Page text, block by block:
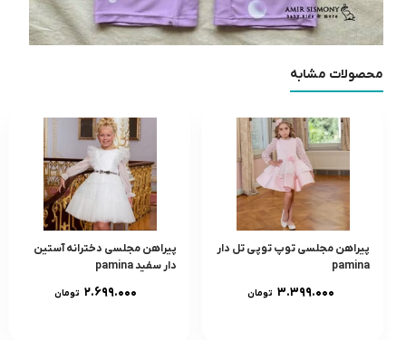
محصولات مشابه
پیراهن مجلسی توپ توپی تل دار
pamina
۳.۳۹۹.۰۰۰ تومان
پیراهن مجلسی دخترانه آستین
دار سفید pamina
۲.۶۹۹.۰۰۰ تومان